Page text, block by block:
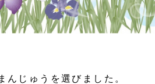
んじゅうを選びました。